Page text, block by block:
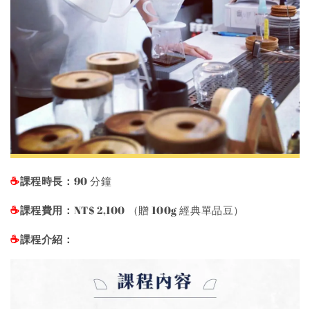
☕️課程時長： 90 分鐘
☕️課程費用： NT$ 2,100 （贈 100g 經典單品豆）
☕️課程介紹：